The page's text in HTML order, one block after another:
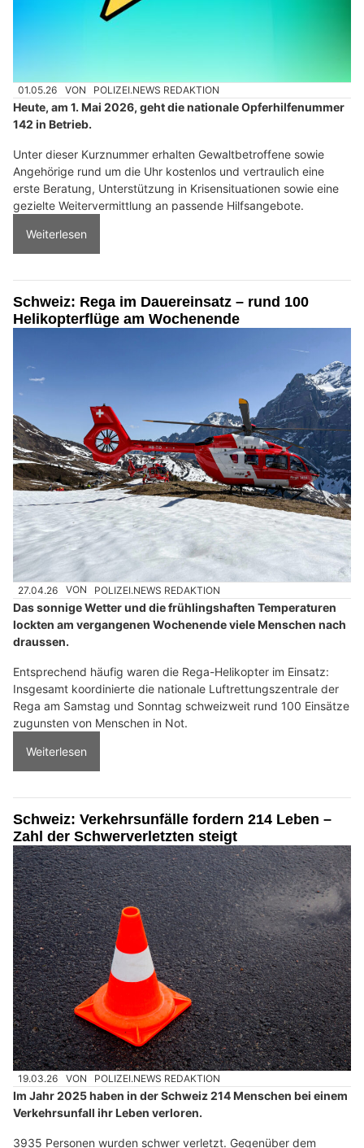
01.05.26 VON POLIZEI.NEWS REDAKTION
Heute, am 1. Mai 2026, geht die nationale Opferhilfenummer
142 in Betrieb.
Unter dieser Kurznummer erhalten Gewaltbetroffene sowie
Angehörige rund um die Uhr kostenlos und vertraulich eine
erste Beratung, Unterstützung in Krisensituationen sowie eine
gezielte Weitervermittlung an passende Hilfsangebote.
Weiterlesen
Schweiz: Rega im Dauereinsatz – rund 100
Helikopterflüge am Wochenende
27.04.26 VON POLIZEI.NEWS REDAKTION
Das sonnige Wetter und die frühlingshaften Temperaturen
lockten am vergangenen Wochenende viele Menschen nach
draussen.
Entsprechend häufig waren die Rega-Helikopter im Einsatz:
Insgesamt koordinierte die nationale Luftrettungszentrale der
Rega am Samstag und Sonntag schweizweit rund 100 Einsätze
zugunsten von Menschen in Not.
Weiterlesen
Schweiz: Verkehrsunfälle fordern 214 Leben –
Zahl der Schwerverletzten steigt
19.03.26 VON POLIZEI.NEWS REDAKTION
Im Jahr 2025 haben in der Schweiz 214 Menschen bei einem
Verkehrsunfall ihr Leben verloren.
3935 Personen wurden schwer verletzt. Gegenüber dem